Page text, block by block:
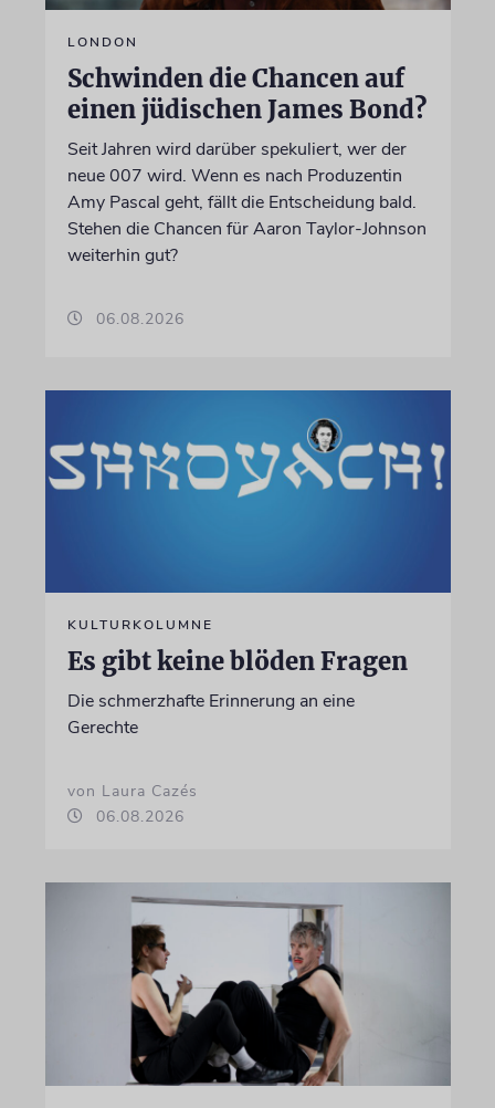
LONDON
Schwinden die Chancen auf
einen jüdischen James Bond?
Seit Jahren wird darüber spekuliert, wer der
neue 007 wird. Wenn es nach Produzentin
Amy Pascal geht, fällt die Entscheidung bald.
Stehen die Chancen für Aaron Taylor-Johnson
weiterhin gut?
06.08.2026
KULTURKOLUMNE
Es gibt keine blöden Fragen
Die schmerzhafte Erinnerung an eine
Gerechte
von Laura Cazés
06.08.2026